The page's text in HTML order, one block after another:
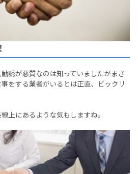
誘が悪質なのは知っていましたがまさ
をする業者がいるとは正直、ビックリ
上にあるような気もしますね。